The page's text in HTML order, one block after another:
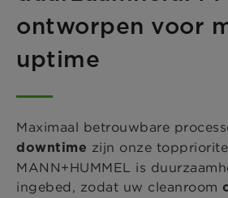
ontworpen voor
uptime
Maximaal betrouwbare
downtime zijn onze
MANN+HUMMEL is
ingebed, zodat uw cleanroom